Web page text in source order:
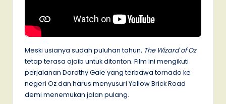
Meski usianya sudah puluhan tahun, The Wizard of Oz
tetap terasa ajaib untuk ditonton. Film ini mengikuti
perjalanan Dorothy Gale yang terbawa tornado ke
negeri Oz dan harus menyusuri Yellow Brick Road
demi menemukan jalan pulang.